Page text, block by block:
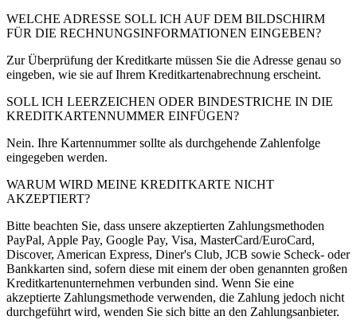
WELCHE ADRESSE SOLL ICH AUF DEM BILDSCHIRM
FÜR DIE RECHNUNGSINFORMATIONEN EINGEBEN?
Zur Überprüfung der Kreditkarte müssen Sie die Adresse genau so
eingeben, wie sie auf Ihrem Kreditkartenabrechnung erscheint.
SOLL ICH LEERZEICHEN ODER BINDESTRICHE IN DIE
KREDITKARTENNUMMER EINFÜGEN?
Nein. Ihre Kartennummer sollte als durchgehende Zahlenfolge
eingegeben werden.
WARUM WIRD MEINE KREDITKARTE NICHT
AKZEPTIERT?
Bitte beachten Sie, dass unsere akzeptierten Zahlungsmethoden
PayPal, Apple Pay, Google Pay, Visa, MasterCard/EuroCard,
Discover, American Express, Diner's Club, JCB sowie Scheck- oder
Bankkarten sind, sofern diese mit einem der oben genannten großen
Kreditkartenunternehmen verbunden sind. Wenn Sie eine
akzeptierte Zahlungsmethode verwenden, die Zahlung jedoch nicht
durchgeführt wird, wenden Sie sich bitte an den Zahlungsanbieter.